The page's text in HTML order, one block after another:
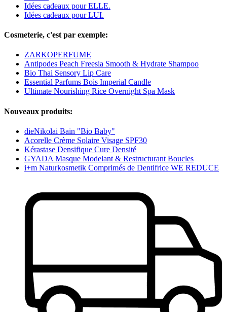
Idées cadeaux pour ELLE.
Idées cadeaux pour LUI.
Cosmeterie, c'est par exemple:
ZARKOPERFUME
Antipodes Peach Freesia Smooth & Hydrate Shampoo
Bio Thai Sensory Lip Care
Essential Parfums Bois Imperial Candle
Ultimate Nourishing Rice Overnight Spa Mask
Nouveaux produits:
dieNikolai Bain "Bio Baby"
Acorelle Crème Solaire Visage SPF30
Kérastase Densifique Cure Densité
GYADA Masque Modelant & Restructurant Boucles
i+m Naturkosmetik Comprimés de Dentifrice WE REDUCE